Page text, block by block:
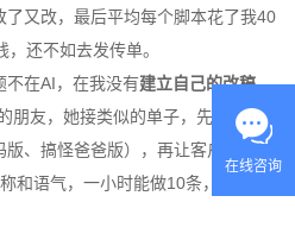
又改，最后平均每个脚本花了我40
还不如去发传单。
不在AI，在我没有建立自己的改稿
朋友，她接类似的单子，先让 AI 出三
、搞怪爸爸版），再让客户打勾选
和语气，一小时能做10条，一条收
在线咨询